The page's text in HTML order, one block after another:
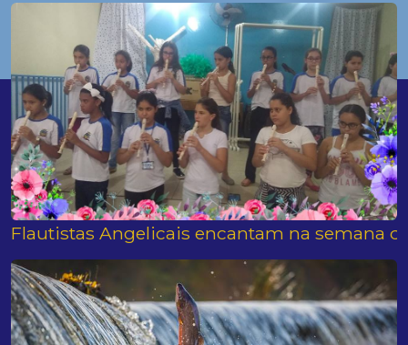
Flautistas Angelicais encantam na semana